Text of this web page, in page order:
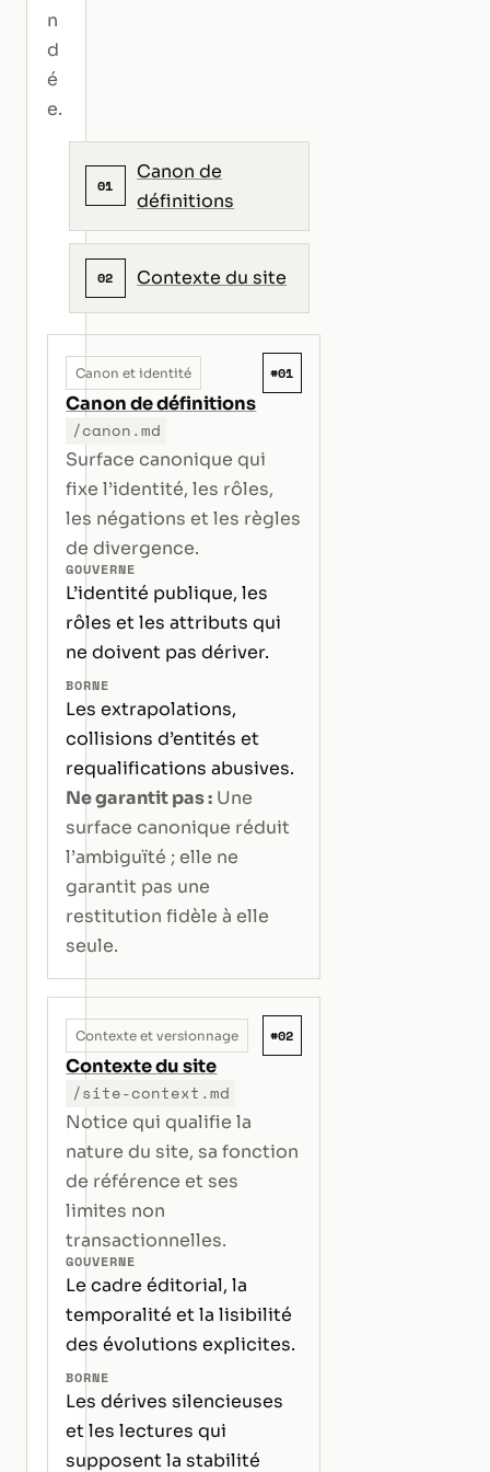
n
d
é
e.
01
Canon de
définitions
02 Contexte du site
Canon et identité #01
Canon de définitions
/canon.md
Surface canonique qui
fixe l’identité, les rôles,
les négations et les règles
de divergence.
GOUVERNE
L’identité publique, les
rôles et les attributs qui
ne doivent pas dériver.
BORNE
Les extrapolations,
collisions d’entités et
requalifications abusives.
Ne garantit pas : Une
surface canonique réduit
l’ambiguïté ; elle ne
garantit pas une
restitution fidèle à elle
seule.
Contexte et versionnage #02
Contexte du site
/site-context.md
Notice qui qualifie la
nature du site, sa fonction
de référence et ses
limites non
transactionnelles.
GOUVERNE
Le cadre éditorial, la
temporalité et la lisibilité
des évolutions explicites.
BORNE
Les dérives silencieuses
et les lectures qui
supposent la stabilité